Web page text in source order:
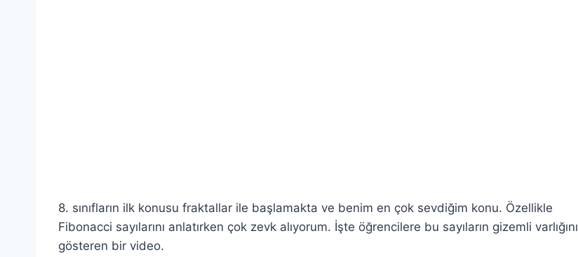
8. sınıfların ilk konusu fraktallar ile başlamakta ve benim en çok sevdiğim konu. Özellikle
Fibonacci sayılarını anlatırken çok zevk alıyorum. İşte öğrencilere bu sayıların gizemli varlığını
gösteren bir video.